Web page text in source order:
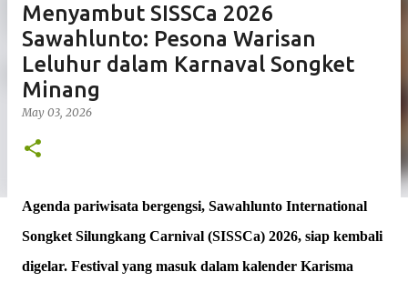
Menyambut SISSCa 2026
Sawahlunto: Pesona Warisan
Leluhur dalam Karnaval Songket
Minang
May 03, 2026
Agenda pariwisata bergengsi, Sawahlunto International
Songket Silungkang Carnival (SISSCa) 2026, siap kembali
digelar. Festival yang masuk dalam kalender Karisma